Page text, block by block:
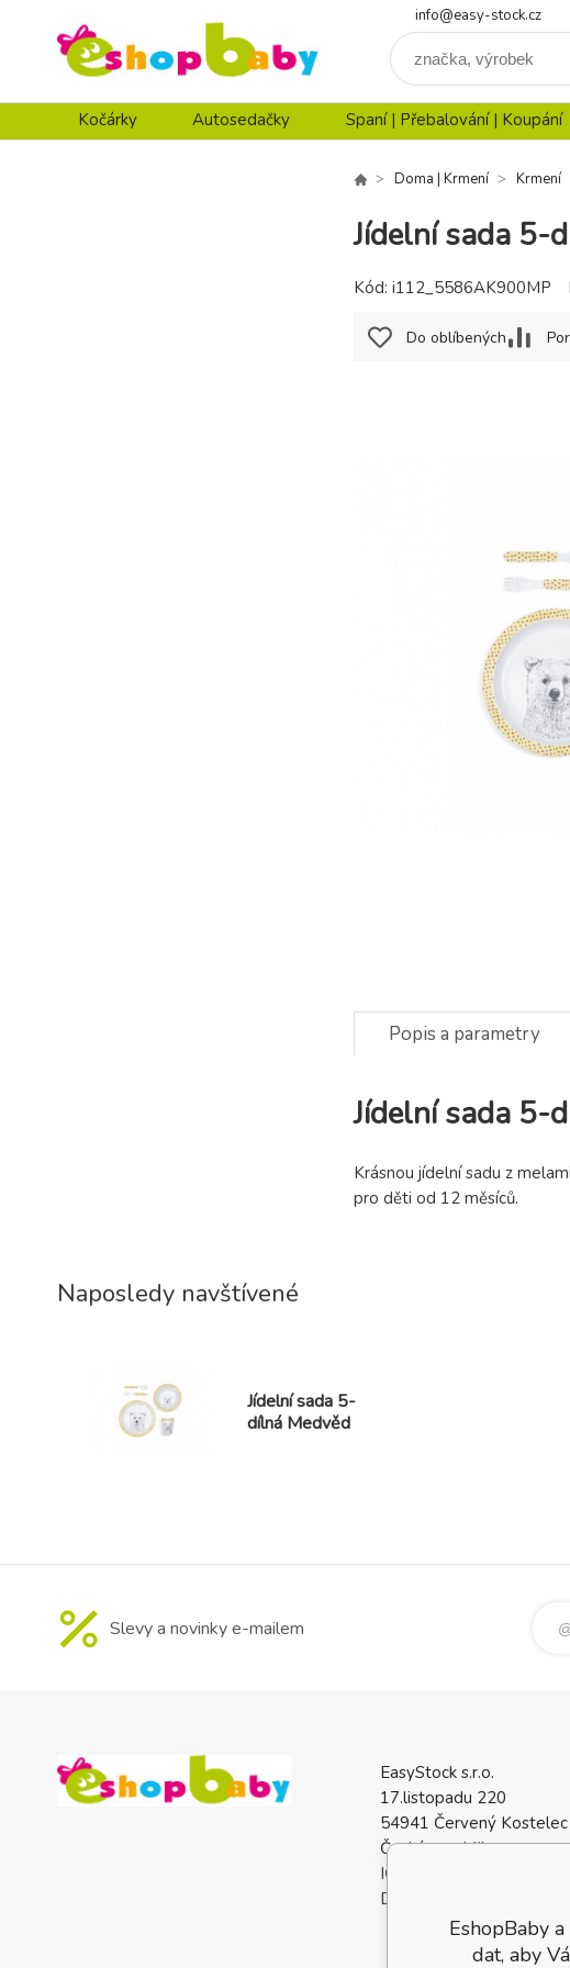
info@easy-stock.cz
Kočárky Autosedačky Spaní | Přebalování | Koupání
Doma | Krmení Krmení
Jídelní sada 5-
Kód: i112_5586AK900MP
Do oblíbených
Popis a parametry
Jídelní sada 5-
Krásnou jídelní sadu z
pro děti od 12 měsíců.
Naposledy navštívené
Jídelní sada 5-
dílná Medvěd
Slevy a novinky e-mailem
EasyStock s.r.o.
17.listopadu 220
54941 Červený Kostelec
Česká republika
IČO: 07727402
DIČ: CZ07727402
EshopBaby
dat, aby